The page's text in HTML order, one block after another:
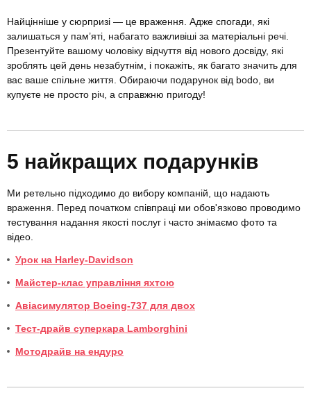
Найцінніше у сюрпризі — це враження. Адже спогади, які
залишаться у пам’яті, набагато важливіші за матеріальні речі.
Презентуйте вашому чоловіку відчуття від нового досвіду, які
зроблять цей день незабутнім, і покажіть, як багато значить для
вас ваше спільне життя. Обираючи подарунок від bodo, ви
купуєте не просто річ, а справжню пригоду!
5 найкращих подарунків
Ми ретельно підходимо до вибору компаній, що надають
враження. Перед початком співпраці ми обов'язково проводимо
тестування надання якості послуг і часто знімаємо фото та
відео.
Урок на Harley-Davidson
Майстер-клас управління яхтою
Авіасимулятор Boeing-737 для двох
Тест-драйв суперкара Lamborghini
Мотодрайв на ендуро